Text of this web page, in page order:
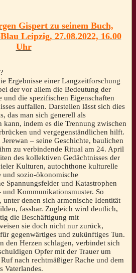
Gispert zu seinem Buch,
Leipzig, 27.08.2022, 16.00
Uhr
Ergebnisse einer Langzeitforschung
der vor allem die Bedeutung der
und die spezifischen Eigenschaften
auffallen. Darstellen lässt sich dies
das man sich generell als
kann, indem es die Trennung zwischen
und vergegenständlichen hilft.
– seine Geschichte, baulichen
zu verbindende Ritual am 24. April
des kollektiven Gedächtnisses der
Kulturen, autochthone kulturelle
und sozio-ökonomische
Spannungsfelder und Katastrophen
Kommunikationsmuster. So
denen sich armenische Identität
fassbar. Zugleich wird deutlich,
die Beschäftigung mit
sie doch nicht nur zurück,
gegenwärtiges und zukünftiges Tun.
den Herzen schlagen, verbindet sich
Opfer mit der Trauer um
nach rechtmäßiger Rache und dem
Vaterlandes.